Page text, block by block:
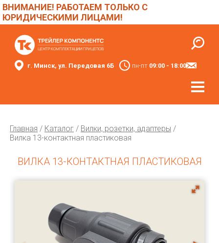
ВНИМАНИЕ! РАБОТАЕМ ТОЛЬКО С
ЮРИДИЧЕСКИМИ ЛИЦАМИ!
пн-пт 09:00 - 18:00
г. Минск, ул. Передовая 6Б
Главная / Каталог / Вилки, розетки, адаптеры /
Вилка 13-контактная пластиковая
ВИЛКА 13-КОНТАКТНАЯ ПЛАСТИКОВАЯ